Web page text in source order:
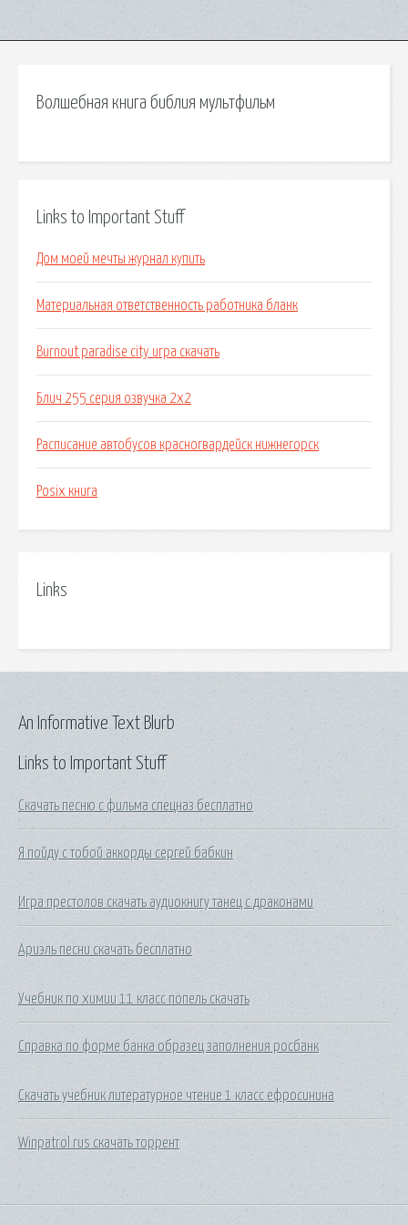
Волшебная книга библия мультфильм
Links to Important Stuff
Дом моей мечты журнал купить
Материальная ответственность работника бланк
Burnout paradise city игра скачать
Блич 255 серия озвучка 2х2
Расписание автобусов красногвардейск нижнегорск
Posix книга
Links
Links to Important Stuff
Скачать песню с фильма спецназ бесплатно
Я пойду с тобой аккорды сергей бабкин
Игра престолов скачать аудиокнигу танец с драконами
Ариэль песни скачать бесплатно
Учебник по химии 11 класс попель скачать
Справка по форме банка образец заполнения росбанк
Скачать учебник литературное чтение 1 класс ефросинина
Winpatrol rus скачать торрент
An Informative Text Blurb